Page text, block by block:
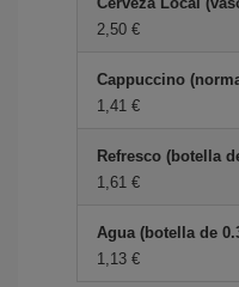
2,50 €
Cappuccino
1,41 €
Refresco (botella
1,61 €
Agua (botella de
1,13 €